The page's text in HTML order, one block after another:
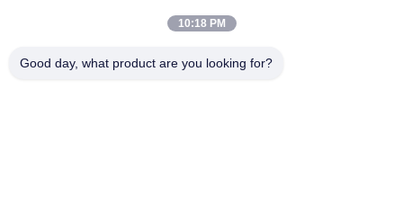
पता
10:18 PM
Good day, what product are you looking for?